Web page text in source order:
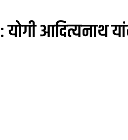
आदित्यनाथ